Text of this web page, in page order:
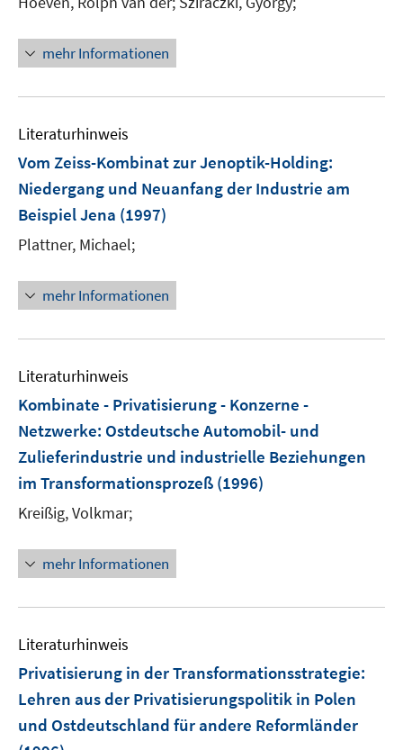
mehr Informationen
Literaturhinweis
Vom Zeiss-Kombinat zur Jenoptik-Holding:
Niedergang und Neuanfang der Industrie am
Beispiel Jena (1997)
Plattner, Michael;
mehr Informationen
Literaturhinweis
Kombinate - Privatisierung - Konzerne -
Netzwerke: Ostdeutsche Automobil- und
Zulieferindustrie und industrielle Beziehungen
im Transformationsprozeß (1996)
Kreißig, Volkmar;
mehr Informationen
Literaturhinweis
Privatisierung in der Transformationsstrategie:
Lehren aus der Privatisierungspolitik in Polen
und Ostdeutschland für andere Reformländer